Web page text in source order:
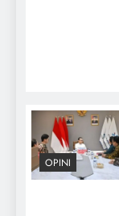
OPINI